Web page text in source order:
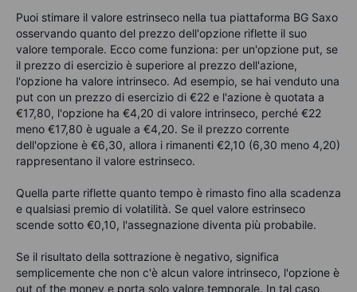
Puoi stimare il valore estrinseco nella tua piattaforma BG Saxo
osservando quanto del prezzo dell'opzione riflette il suo
valore temporale. Ecco come funziona: per un'opzione put, se
il prezzo di esercizio è superiore al prezzo dell'azione,
l'opzione ha valore intrinseco. Ad esempio, se hai venduto una
put con un prezzo di esercizio di €22 e l'azione è quotata a
€17,80, l'opzione ha €4,20 di valore intrinseco, perché €22
meno €17,80 è uguale a €4,20. Se il prezzo corrente
dell'opzione è €6,30, allora i rimanenti €2,10 (6,30 meno 4,20)
rappresentano il valore estrinseco.
Quella parte riflette quanto tempo è rimasto fino alla scadenza
e qualsiasi premio di volatilità. Se quel valore estrinseco
scende sotto €0,10, l'assegnazione diventa più probabile.
Se il risultato della sottrazione è negativo, significa
semplicemente che non c'è alcun valore intrinseco, l'opzione è
out of the money e porta solo valore temporale. In tal caso,